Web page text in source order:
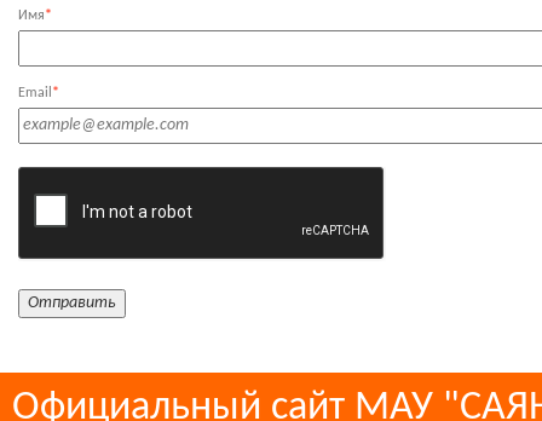
Имя*
Email *
Официальный сайт МАУ